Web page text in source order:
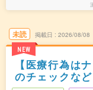
未読
NEW
掲載日 2026/08/08
【医療行為は
のチェックなど